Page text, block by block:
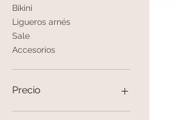
Bikini
Ligueros arnés
Sale
Accesorios
Precio